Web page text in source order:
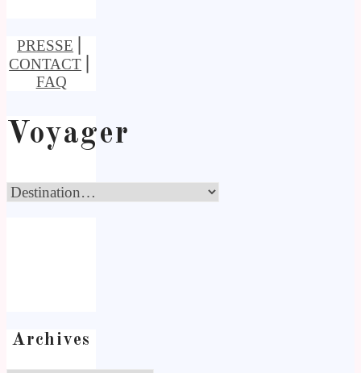
PRESSE
CONTACT
FAQ
Voyager
Archives